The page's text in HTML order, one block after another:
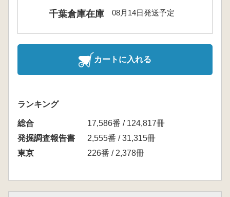
千葉倉庫在庫 08月14日発送予定
カートに入れる
ランキング
総合
17,586番 / 124,817冊
発掘調査報告書
2,555番 / 31,315冊
東京
226番 / 2,378冊